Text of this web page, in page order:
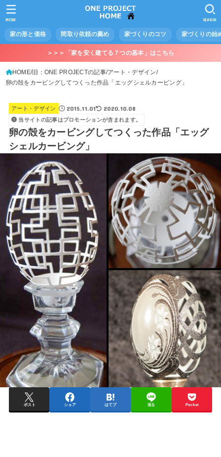
家の形と価格 間取り依頼の薦め 家づくりのコツ 家づくりの始
SEARCH
MENU
＞＞＞「家を安く建てる７つの基本」はこちら
HOME 旧：ONE PROJECTの記事 アート・デザイン
卵の殻をカービングしてつくった作品「エッグシェルカービング」
アート・デザイン 2015.11.01 2020.10.08
当サイトの記事はプロモーションが含まれます。
卵の殻をカービングしてつくった作品「エッグ
シェルカービング」
ポスト シェア はてブ 送る Pocket